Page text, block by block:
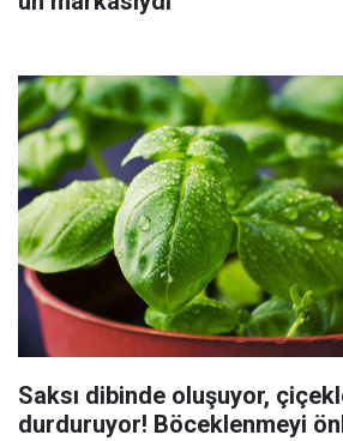
Saksı dibinde oluşuyor,
durduruyor! Böceklenmeyi